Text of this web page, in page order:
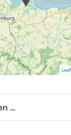
auf Wunsch ein
Gruppenreise.
SEGELSPORT
Ihnen das
für alle
Windsurfing
ostsee.com
…